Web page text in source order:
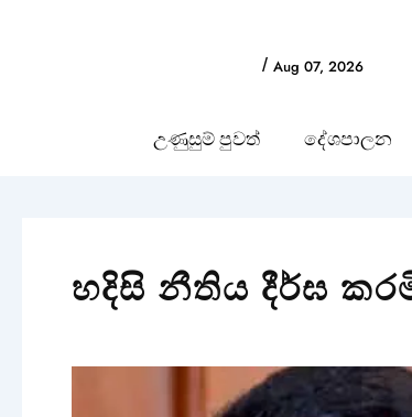
/ Aug 07, 2026
උණුසුම් පුවත් දේශපාලන
හදිසි නීතිය දීර්ඝ